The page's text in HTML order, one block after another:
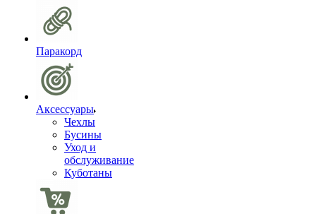
Паракорд
Аксессуары
Чехлы
Бусины
Уход и
обслуживание
Куботаны